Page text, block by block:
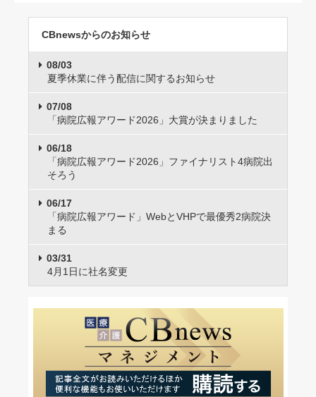
CBnewsからのお知らせ
08/03
夏季休業に伴う配信に関するお知らせ
07/08
「病院広報アワード2026」大賞が決まりました
06/18
「病院広報アワード2026」ファイナリスト4病院出
そろう
06/17
「病院広報アワード」WebとVHPで最優秀2病院決
まる
03/31
4月1日に社名変更